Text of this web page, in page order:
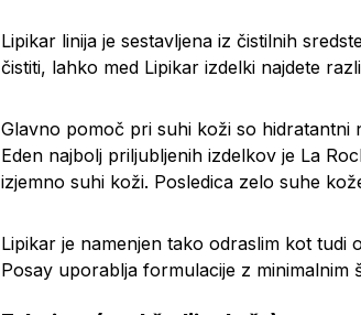
Lipikar linija je sestavljena iz čistilnih
čistiti, lahko med Lipikar izdelki najdete
Glavno pomoč pri suhi koži so hidratantni
Eden najbolj priljubljenih izdelkov je La
izjemno suhi koži. Posledica zelo suhe
Lipikar je namenjen tako odraslim kot
Posay uporablja formulacije z minimalnim